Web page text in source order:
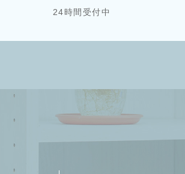
24時間受付中